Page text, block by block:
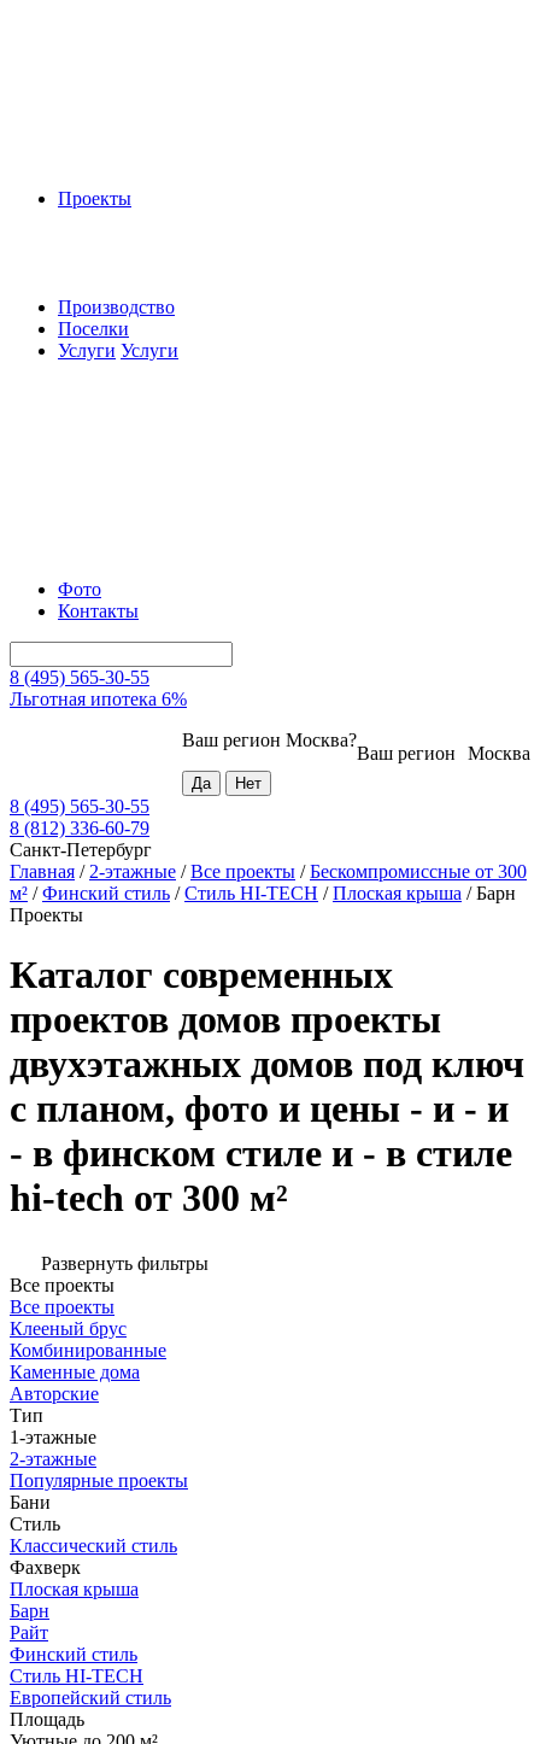
Проекты
Производство
Поселки
Услуги Услуги
Фото
Контакты
8 (495) 565-30-55
Льготная ипотека 6%
Москва
Ваш регион
Ваш регион Москва?
8 (495) 565-30-55
8 (812) 336-60-79
Санкт-Петербург
Главная / 2-этажные /Все проекты /Бескомпромиссные от 300
м² /Финский стиль /Стиль HI-TECH /Плоская крыша /Барн
Проекты
Каталог современных
проектов домов проекты
двухэтажных домов под ключ
с планом, фото и цены - и - и
- в финском стиле и - в стиле
hi-tech от 300 м²
Развернуть фильтры
Все проекты
Все проекты
Клееный брус
Комбинированные
Каменные дома
Авторские
Тип
1-этажные
2-этажные
Популярные проекты
Бани
Стиль
Классический стиль
Фахверк
Плоская крыша
Барн
Райт
Финский стиль
Стиль HI-TECH
Европейский стиль
Площадь